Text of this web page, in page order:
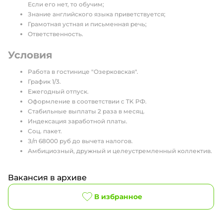
Если его нет, то обучим;
Знание английского языка приветствуется;
Грамотная устная и письменная речь;
Ответственность.
Условия
Работа в гостинице "Озерковская".
График 1/3.
Ежегодный отпуск.
Оформление в соответствии с TK РФ.
Стабильные выплаты 2 раза в месяц.
Индексация заработной платы.
Соц. пакет.
З/п 68000 руб до вычета налогов.
Амбициозный, дружный и целеустремленный коллектив.
Вакансия в архиве
В избранное